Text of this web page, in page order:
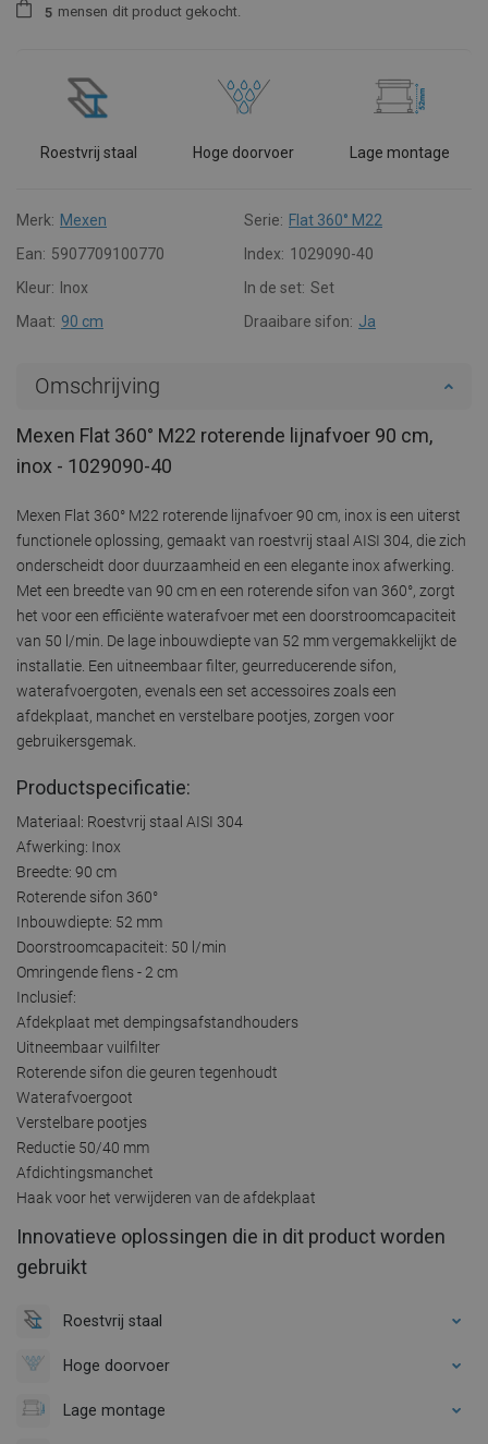
5 mensen dit product gekocht.
Roestvrij staal Hoge doorvoer Lage montage
Merk: Mexen Serie: Flat 360° M22
Ean: 5907709100770 Index: 1029090-40
Kleur:
Inox In de set: Set
Maat: 90 cm Draaibare sifon: Ja
Omschrijving
Mexen Flat 360° M22 roterende lijnafvoer 90 cm,
inox - 1029090-40
Mexen Flat 360° M22 roterende lijnafvoer 90 cm, inox is een uiterst
functionele oplossing, gemaakt van roestvrij staal AISI 304, die zich
onderscheidt door duurzaamheid en een elegante inox afwerking.
Met een breedte van 90 cm en een roterende sifon van 360°, zorgt
het voor een efficiënte waterafvoer met een doorstroomcapaciteit
van 50 l/min. De lage inbouwdiepte van 52 mm vergemakkelijkt de
installatie. Een uitneembaar filter, geurreducerende sifon,
waterafvoergoten, evenals een set accessoires zoals een
afdekplaat, manchet en verstelbare pootjes, zorgen voor
gebruikersgemak.
Productspecificatie:
Materiaal: Roestvrij staal AISI 304
Afwerking: Inox
Breedte: 90 cm
Roterende sifon 360°
Inbouwdiepte: 52 mm
Doorstroomcapaciteit: 50 l/min
Omringende flens - 2 cm
Inclusief:
Afdekplaat met dempingsafstandhouders
Uitneembaar vuilfilter
Roterende sifon die geuren tegenhoudt
Waterafvoergoot
Verstelbare pootjes
Reductie 50/40 mm
Afdichtingsmanchet
Haak voor het verwijderen van de afdekplaat
Innovatieve oplossingen die in dit product worden
gebruikt
Roestvrij staal
Hoge doorvoer
Lage montage